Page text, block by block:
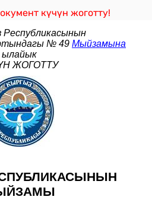
күчүн жоготту!